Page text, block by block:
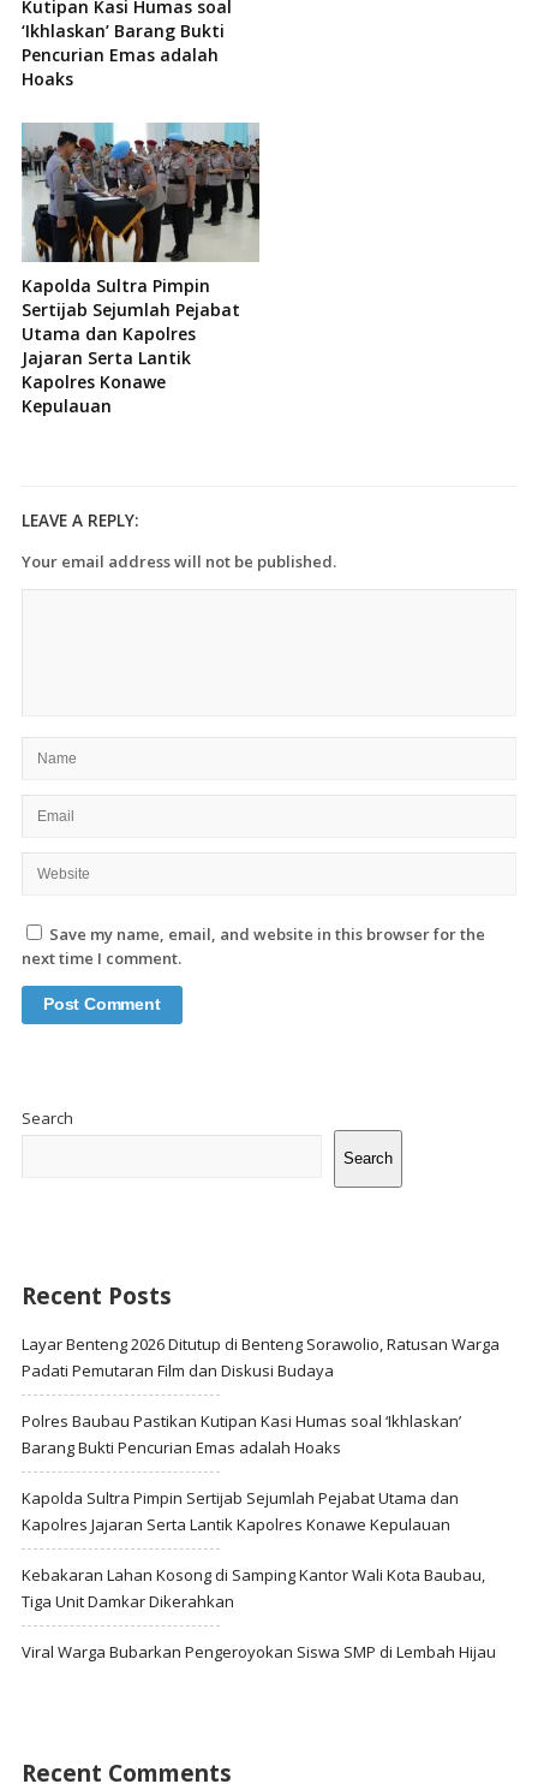
Kutipan Kasi Humas soal
‘Ikhlaskan’ Barang Bukti
Pencurian Emas adalah
Hoaks
Kapolda Sultra Pimpin
Sertijab Sejumlah Pejabat
Utama dan Kapolres
Jajaran Serta Lantik
Kapolres Konawe
Kepulauan
LEAVE A REPLY:
Your email address will not be published.
Save my name, email, and website in this browser for the
next time I comment.
Search
Search
Recent Posts
Layar Benteng 2026 Ditutup di Benteng Sorawolio, Ratusan Warga
Padati Pemutaran Film dan Diskusi Budaya
Polres Baubau Pastikan Kutipan Kasi Humas soal ‘Ikhlaskan’
Barang Bukti Pencurian Emas adalah Hoaks
Kapolda Sultra Pimpin Sertijab Sejumlah Pejabat Utama dan
Kapolres Jajaran Serta Lantik Kapolres Konawe Kepulauan
Kebakaran Lahan Kosong di Samping Kantor Wali Kota Baubau,
Tiga Unit Damkar Dikerahkan
Viral Warga Bubarkan Pengeroyokan Siswa SMP di Lembah Hijau
Recent Comments